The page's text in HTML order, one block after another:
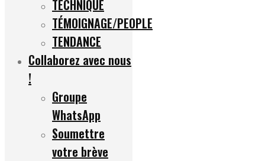
TECHNIQUE
TÉMOIGNAGE/PEOPLE
TENDANCE
Collaborez avec nous
!
Groupe
WhatsApp
Soumettre
votre brève